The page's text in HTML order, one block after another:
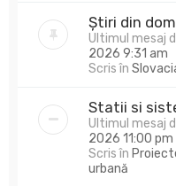
Știri din
Ultimul mesaj
2026 9:31 am
Scris în
Statii si
Ultimul mesaj
2026 11:00 pm
Scris în
urbană